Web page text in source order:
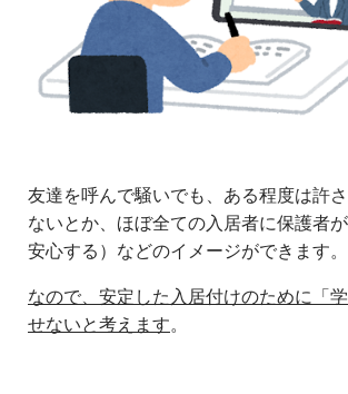
友達を呼んで騒いでも、ある程度は許
ないとか、ほぼ全ての入居者に保護者
安心する）などのイメージができます。
なので、安定した入居付けのために「
せないと考えます。